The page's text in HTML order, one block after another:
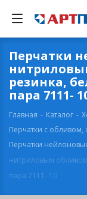
Перчатки
резинка,
пара 7111-
Главная - Каталог -
Перчатки с
Перчатки
нитриловым
пара 7111- 10